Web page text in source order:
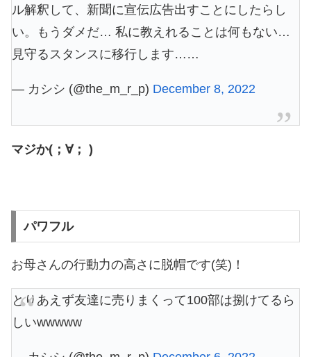
ル解釈して、新聞に宣伝広告出すことにしたらし
い。もうダメだ… 私に教えれることは何もない…
見守るスタンスに移行します……
— カシシ (@the_m_r_p) December 8, 2022
マジか(；∀； )
パワフル
お母さんの行動力の高さに脱帽です(笑)！
とりあえず友達に売りまくって100部は捌けてるら
しいwwwww